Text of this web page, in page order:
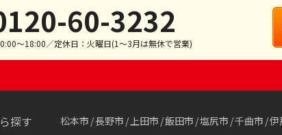
60-3232
～18:00／定休日：火曜日(1～3月は無休で営業)
探す 松本市 長野市 上田市 飯田市 塩尻市 千曲市 伊